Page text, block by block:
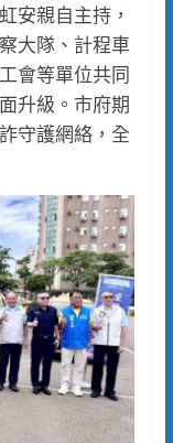
安親自主持，
大隊、計程車
會等單位共同
升級。市府期
守護網絡，全